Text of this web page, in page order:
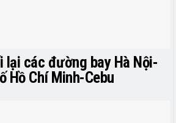
lại các đường bay Hà Nội-
Hồ Chí Minh-Cebu